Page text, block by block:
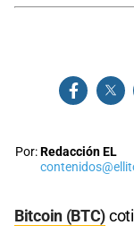
Por:Redacción EL
Bitcoin (BTC)